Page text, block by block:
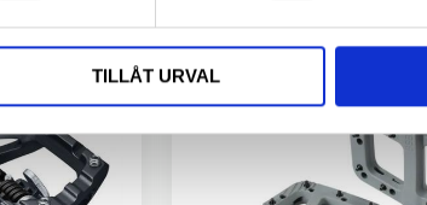
TILLÅT URVAL